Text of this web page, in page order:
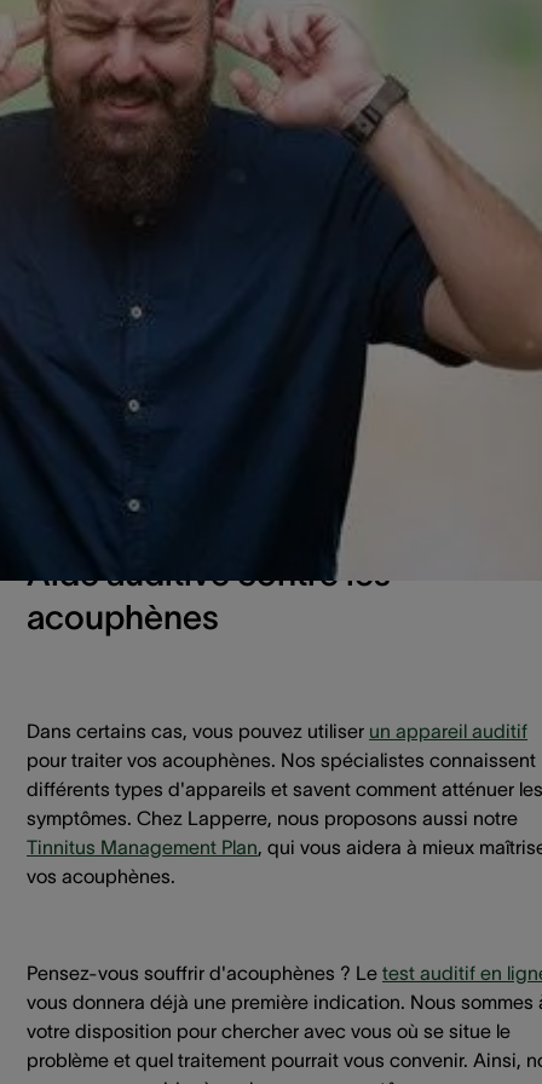
Comment supprimer vos acouphènes ? Cela dépend de
nature. Nos spécialistes identifient d'abord le problème
de déterminer un traitement sur mesure.
Traitements contre les
Malheureusement, il n'existe pas de solution miracle.
s'agit d’un problème dans l'oreille interne, tandis que dans
d'autres cas, c’est le nerf auditif qui provoque les
acouphènes. Différents traitements sont en cours
d'expérimentation, y compris des implants qui émettent
Aide auditive contre les
acouphènes
Dans certains cas, vous pouvez utiliser un appareil auditif
pour traiter vos acouphènes. Nos spécialistes connaissent
différents types d'appareils et savent comment atténuer les
symptômes. Chez Lapperre, nous proposons aussi notre
Tinnitus Management Plan, qui vous aidera à mieux
vos acouphènes.
Pensez-vous souffrir d'acouphènes ? Le test auditif en
vous donnera déjà une première indication. Nous sommes
votre disposition pour chercher avec vous où se situe le
problème et quel traitement pourrait vous convenir. Ainsi,